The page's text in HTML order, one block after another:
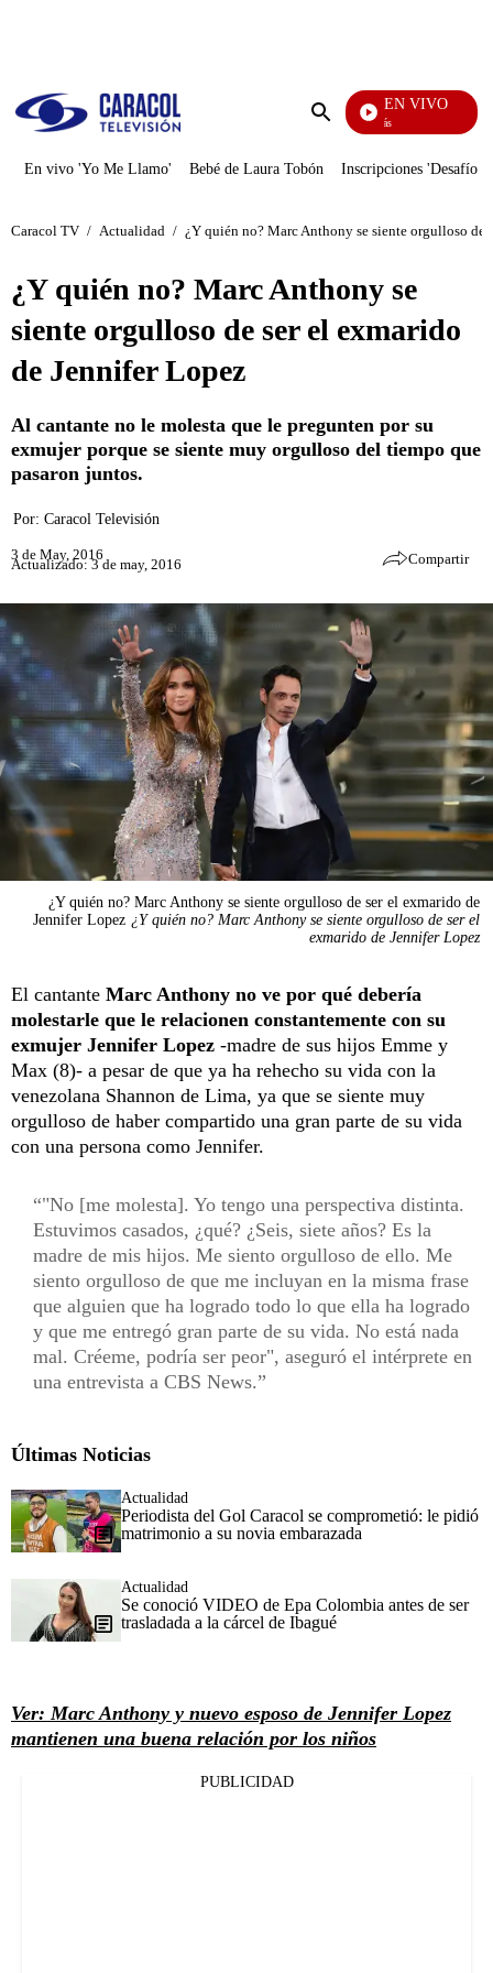
Enviar
EN VIVO
También Caerás
En vivo 'Yo Me Llamo' Bebé de Laura Tobón Inscripciones 'Desafío'
Caracol TV / Actualidad / ¿Y quién no? Marc Anthony se siente orgulloso de
¿Y quién no? Marc Anthony se
siente orgulloso de ser el exmarido
de Jennifer Lopez
Al cantante no le molesta que le pregunten por su
exmujer porque se siente muy orgulloso del tiempo que
pasaron juntos.
Por: Caracol Televisión
3 de May, 2016
Actualizado: 3 de may, 2016 Compartir
¿Y quién no? Marc Anthony se siente orgulloso de ser el exmarido de
Jennifer Lopez ¿Y quién no? Marc Anthony se siente orgulloso de ser el
exmarido de Jennifer Lopez
El cantante Marc Anthony no ve por qué debería
molestarle que le relacionen constantemente con su
exmujer Jennifer Lopez -madre de sus hijos Emme y
Max (8)- a pesar de que ya ha rehecho su vida con la
venezolana Shannon de Lima, ya que se siente muy
orgulloso de haber compartido una gran parte de su vida
con una persona como Jennifer.
"No [me molesta]. Yo tengo una perspectiva distinta.
Estuvimos casados, ¿qué? ¿Seis, siete años? Es la
madre de mis hijos. Me siento orgulloso de ello. Me
siento orgulloso de que me incluyan en la misma frase
que alguien que ha logrado todo lo que ella ha logrado
y que me entregó gran parte de su vida. No está nada
mal. Créeme, podría ser peor", aseguró el intérprete en
una entrevista a CBS News.
Últimas Noticias
Actualidad
Periodista del Gol Caracol se comprometió: le pidió
matrimonio a su novia embarazada
Actualidad
Se conoció VIDEO de Epa Colombia antes de ser
trasladada a la cárcel de Ibagué
Ver: Marc Anthony y nuevo esposo de Jennifer Lopez
mantienen una buena relación por los niños
PUBLICIDAD